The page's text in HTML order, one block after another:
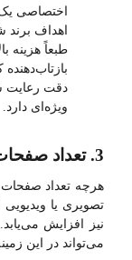
اختصاصی
اهداف
طبعاً هزینه
دقت رعایت
ویژه‌ای دارد.
3. تعداد صفحات و میزان محتوا
هرچه تعداد صفحات
تصویری یا
نیز افزایش
می‌تواند در این